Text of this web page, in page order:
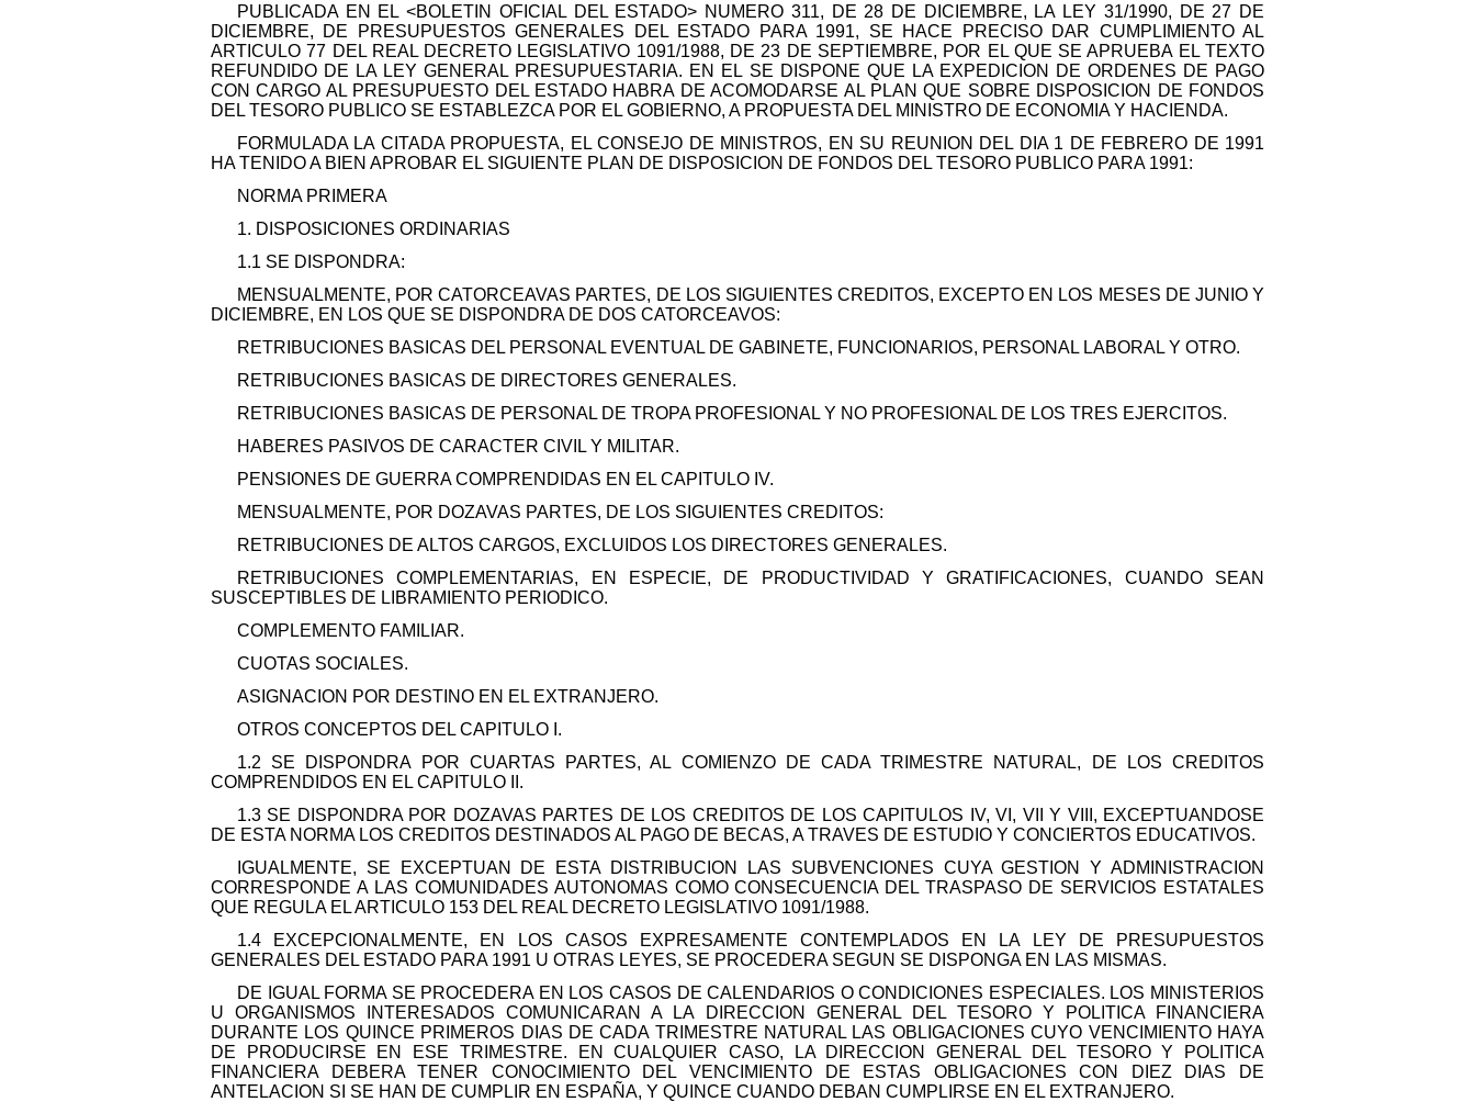
PUBLICADA EN EL <BOLETIN OFICIAL DEL ESTADO> NUMERO 311, DE 28 DE DICIEMBRE, LA LEY 31/1990, DE 27 DE
DICIEMBRE, DE PRESUPUESTOS GENERALES DEL ESTADO PARA 1991, SE HACE PRECISO DAR CUMPLIMIENTO AL
ARTICULO 77 DEL REAL DECRETO LEGISLATIVO 1091/1988, DE 23 DE SEPTIEMBRE, POR EL QUE SE APRUEBA EL TEXTO
REFUNDIDO DE LA LEY GENERAL PRESUPUESTARIA. EN EL SE DISPONE QUE LA EXPEDICION DE ORDENES DE PAGO
CON CARGO AL PRESUPUESTO DEL ESTADO HABRA DE ACOMODARSE AL PLAN QUE SOBRE DISPOSICION DE FONDOS
DEL TESORO PUBLICO SE ESTABLEZCA POR EL GOBIERNO, A PROPUESTA DEL MINISTRO DE ECONOMIA Y HACIENDA.
FORMULADA LA CITADA PROPUESTA, EL CONSEJO DE MINISTROS, EN SU REUNION DEL DIA 1 DE FEBRERO DE 1991
HA TENIDO A BIEN APROBAR EL SIGUIENTE PLAN DE DISPOSICION DE FONDOS DEL TESORO PUBLICO PARA 1991:
NORMA PRIMERA
1. DISPOSICIONES ORDINARIAS
1.1 SE DISPONDRA:
MENSUALMENTE, POR CATORCEAVAS PARTES, DE LOS SIGUIENTES CREDITOS, EXCEPTO EN LOS MESES DE JUNIO Y
DICIEMBRE, EN LOS QUE SE DISPONDRA DE DOS CATORCEAVOS:
RETRIBUCIONES BASICAS DEL PERSONAL EVENTUAL DE GABINETE, FUNCIONARIOS, PERSONAL LABORAL Y OTRO.
RETRIBUCIONES BASICAS DE DIRECTORES GENERALES.
RETRIBUCIONES BASICAS DE PERSONAL DE TROPA PROFESIONAL Y NO PROFESIONAL DE LOS TRES EJERCITOS.
HABERES PASIVOS DE CARACTER CIVIL Y MILITAR.
PENSIONES DE GUERRA COMPRENDIDAS EN EL CAPITULO IV.
MENSUALMENTE, POR DOZAVAS PARTES, DE LOS SIGUIENTES CREDITOS:
RETRIBUCIONES DE ALTOS CARGOS, EXCLUIDOS LOS DIRECTORES GENERALES.
RETRIBUCIONES COMPLEMENTARIAS, EN ESPECIE, DE PRODUCTIVIDAD Y GRATIFICACIONES, CUANDO SEAN
SUSCEPTIBLES DE LIBRAMIENTO PERIODICO.
COMPLEMENTO FAMILIAR.
CUOTAS SOCIALES.
ASIGNACION POR DESTINO EN EL EXTRANJERO.
OTROS CONCEPTOS DEL CAPITULO I.
1.2 SE DISPONDRA POR CUARTAS PARTES, AL COMIENZO DE CADA TRIMESTRE NATURAL, DE LOS CREDITOS
COMPRENDIDOS EN EL CAPITULO II.
1.3 SE DISPONDRA POR DOZAVAS PARTES DE LOS CREDITOS DE LOS CAPITULOS IV, VI, VII Y VIII, EXCEPTUANDOSE
DE ESTA NORMA LOS CREDITOS DESTINADOS AL PAGO DE BECAS, A TRAVES DE ESTUDIO Y CONCIERTOS EDUCATIVOS.
IGUALMENTE, SE EXCEPTUAN DE ESTA DISTRIBUCION LAS SUBVENCIONES CUYA GESTION Y ADMINISTRACION
CORRESPONDE A LAS COMUNIDADES AUTONOMAS COMO CONSECUENCIA DEL TRASPASO DE SERVICIOS ESTATALES
QUE REGULA EL ARTICULO 153 DEL REAL DECRETO LEGISLATIVO 1091/1988.
1.4 EXCEPCIONALMENTE, EN LOS CASOS EXPRESAMENTE CONTEMPLADOS EN LA LEY DE PRESUPUESTOS
GENERALES DEL ESTADO PARA 1991 U OTRAS LEYES, SE PROCEDERA SEGUN SE DISPONGA EN LAS MISMAS.
DE IGUAL FORMA SE PROCEDERA EN LOS CASOS DE CALENDARIOS O CONDICIONES ESPECIALES. LOS MINISTERIOS
U ORGANISMOS INTERESADOS COMUNICARAN A LA DIRECCION GENERAL DEL TESORO Y POLITICA FINANCIERA
DURANTE LOS QUINCE PRIMEROS DIAS DE CADA TRIMESTRE NATURAL LAS OBLIGACIONES CUYO VENCIMIENTO HAYA
DE PRODUCIRSE EN ESE TRIMESTRE. EN CUALQUIER CASO, LA DIRECCION GENERAL DEL TESORO Y POLITICA
FINANCIERA DEBERA TENER CONOCIMIENTO DEL VENCIMIENTO DE ESTAS OBLIGACIONES CON DIEZ DIAS DE
ANTELACION SI SE HAN DE CUMPLIR EN ESPAÑA, Y QUINCE CUANDO DEBAN CUMPLIRSE EN EL EXTRANJERO.